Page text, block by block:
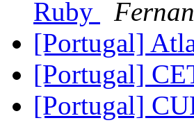
Ruby
[Portugal]
[Portugal]
[Portugal]